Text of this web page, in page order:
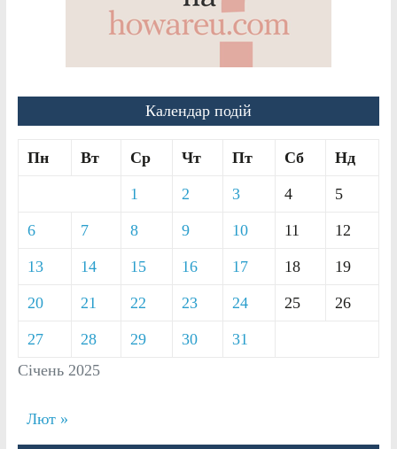
Календар подій
Січень 2025
Пн Вт Ср Чт Пт Сб Нд
1 2 3 4 5
6 7 8 9 10 11 12
13 14 15 16 17 18 19
20 21 22 23 24 25 26
27 28 29 30 31
Лют »